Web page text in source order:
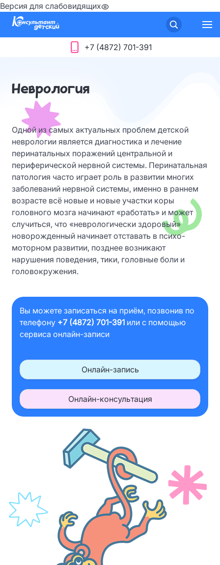
Версия для слабовидящих
+7 (4872) 701-391
Неврология
Одной из самых актуальных проблем детской
неврологии является диагностика и лечение
перинатальных поражений центральной и
периферической нервной системы. Перинатальная
патология часто играет роль в развитии многих
заболеваний нервной системы, именно в раннем
возрасте всё новые и новые участки коры
головного мозга начинают «работать» и может
случиться, что «неврологически здоровый»
новорожденный начинает отставать в психо-
моторном развитии, позднее возникают
нарушения поведения, тики, головные боли и
головокружения.
Вы можете записаться на приём, позвонив по
телефону +7 (4872) 701-391 или с помощью
сервиса онлайн-записи
Онлайн-запись
Онлайн-консультация